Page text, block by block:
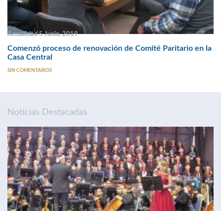
Actualidad 5 Junio, 2019
Comenzó proceso de renovación de Comité Paritario en la
Casa Central
SIN COMENTARIOS
Noticias Destacadas